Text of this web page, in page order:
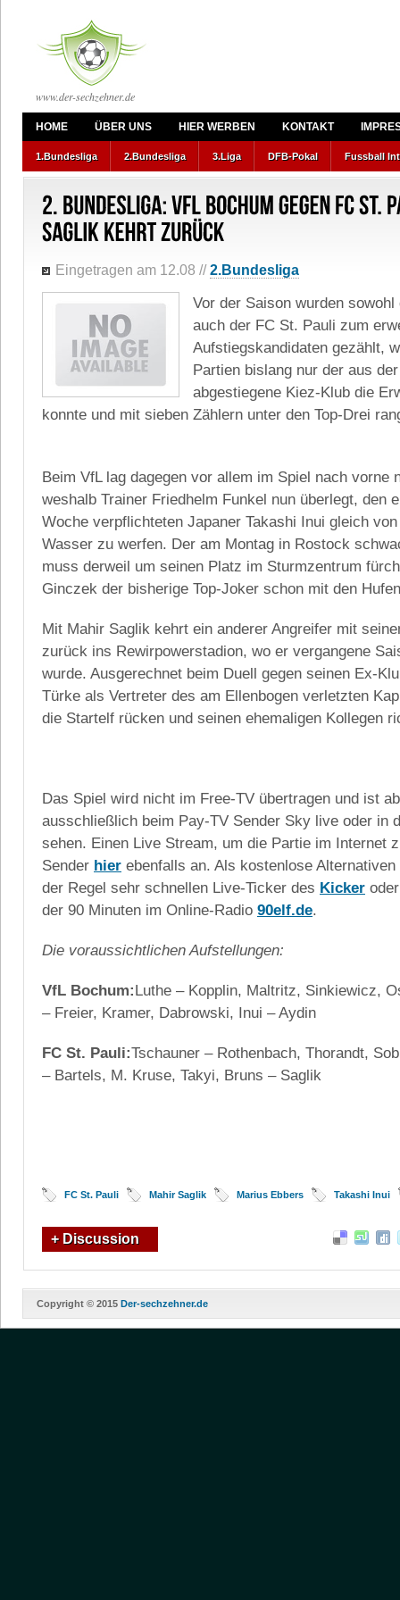
www.der-sechzehner.de
HOME ÜBER UNS HIER WERBEN KONTAKT
1.Bundesliga 2.Bundesliga 3.Liga DFB-Pokal Fussball
Eingetragen am 12.08 //2.Bundesliga
Vor der Saison wurden
auch der FC St. Pauli zum
Aufstiegskandidaten gezählt,
Partien bislang nur der aus
abgestiegene Kiez-Klub die
konnte und mit sieben Zählern unter den Top-Drei
Beim VfL lag dagegen vor allem im Spiel nach vorne
weshalb Trainer Friedhelm Funkel nun überlegt, den
Woche verpflichteten Japaner Takashi Inui gleich
Wasser zu werfen. Der am Montag in Rostock
muss derweil um seinen Platz im Sturmzentrum
Ginczek der bisherige Top-Joker schon mit den
Mit Mahir Saglik kehrt ein anderer Angreifer mit
zurück ins Rewirpowerstadion, wo er vergangene
wurde. Ausgerechnet beim Duell gegen seinen Ex-
Türke als Vertreter des am Ellenbogen verletzten
die Startelf rücken und seinen ehemaligen Kollegen
Das Spiel wird nicht im Free-TV übertragen und ist
ausschließlich beim Pay-TV Sender Sky live oder in
sehen. Einen Live Stream, um die Partie im Internet
Sender hier ebenfalls an. Als kostenlose
der Regel sehr schnellen Live-Ticker des Kicker
der 90 Minuten im Online-Radio 90elf.de.
Die voraussichtlichen Aufstellungen:
VfL Bochum:Luthe – Kopplin, Maltritz, Sinkiewicz,
– Freier, Kramer, Dabrowski, Inui – Aydin
FC St. Pauli:Tschauner – Rothenbach, Thorandt,
– Bartels, M. Kruse, Takyi, Bruns – Saglik
FC St. Pauli Mahir Saglik Marius Ebbers Takashi Inui
+ Discussion
Copyright © 2015 Der-sechzehner.de